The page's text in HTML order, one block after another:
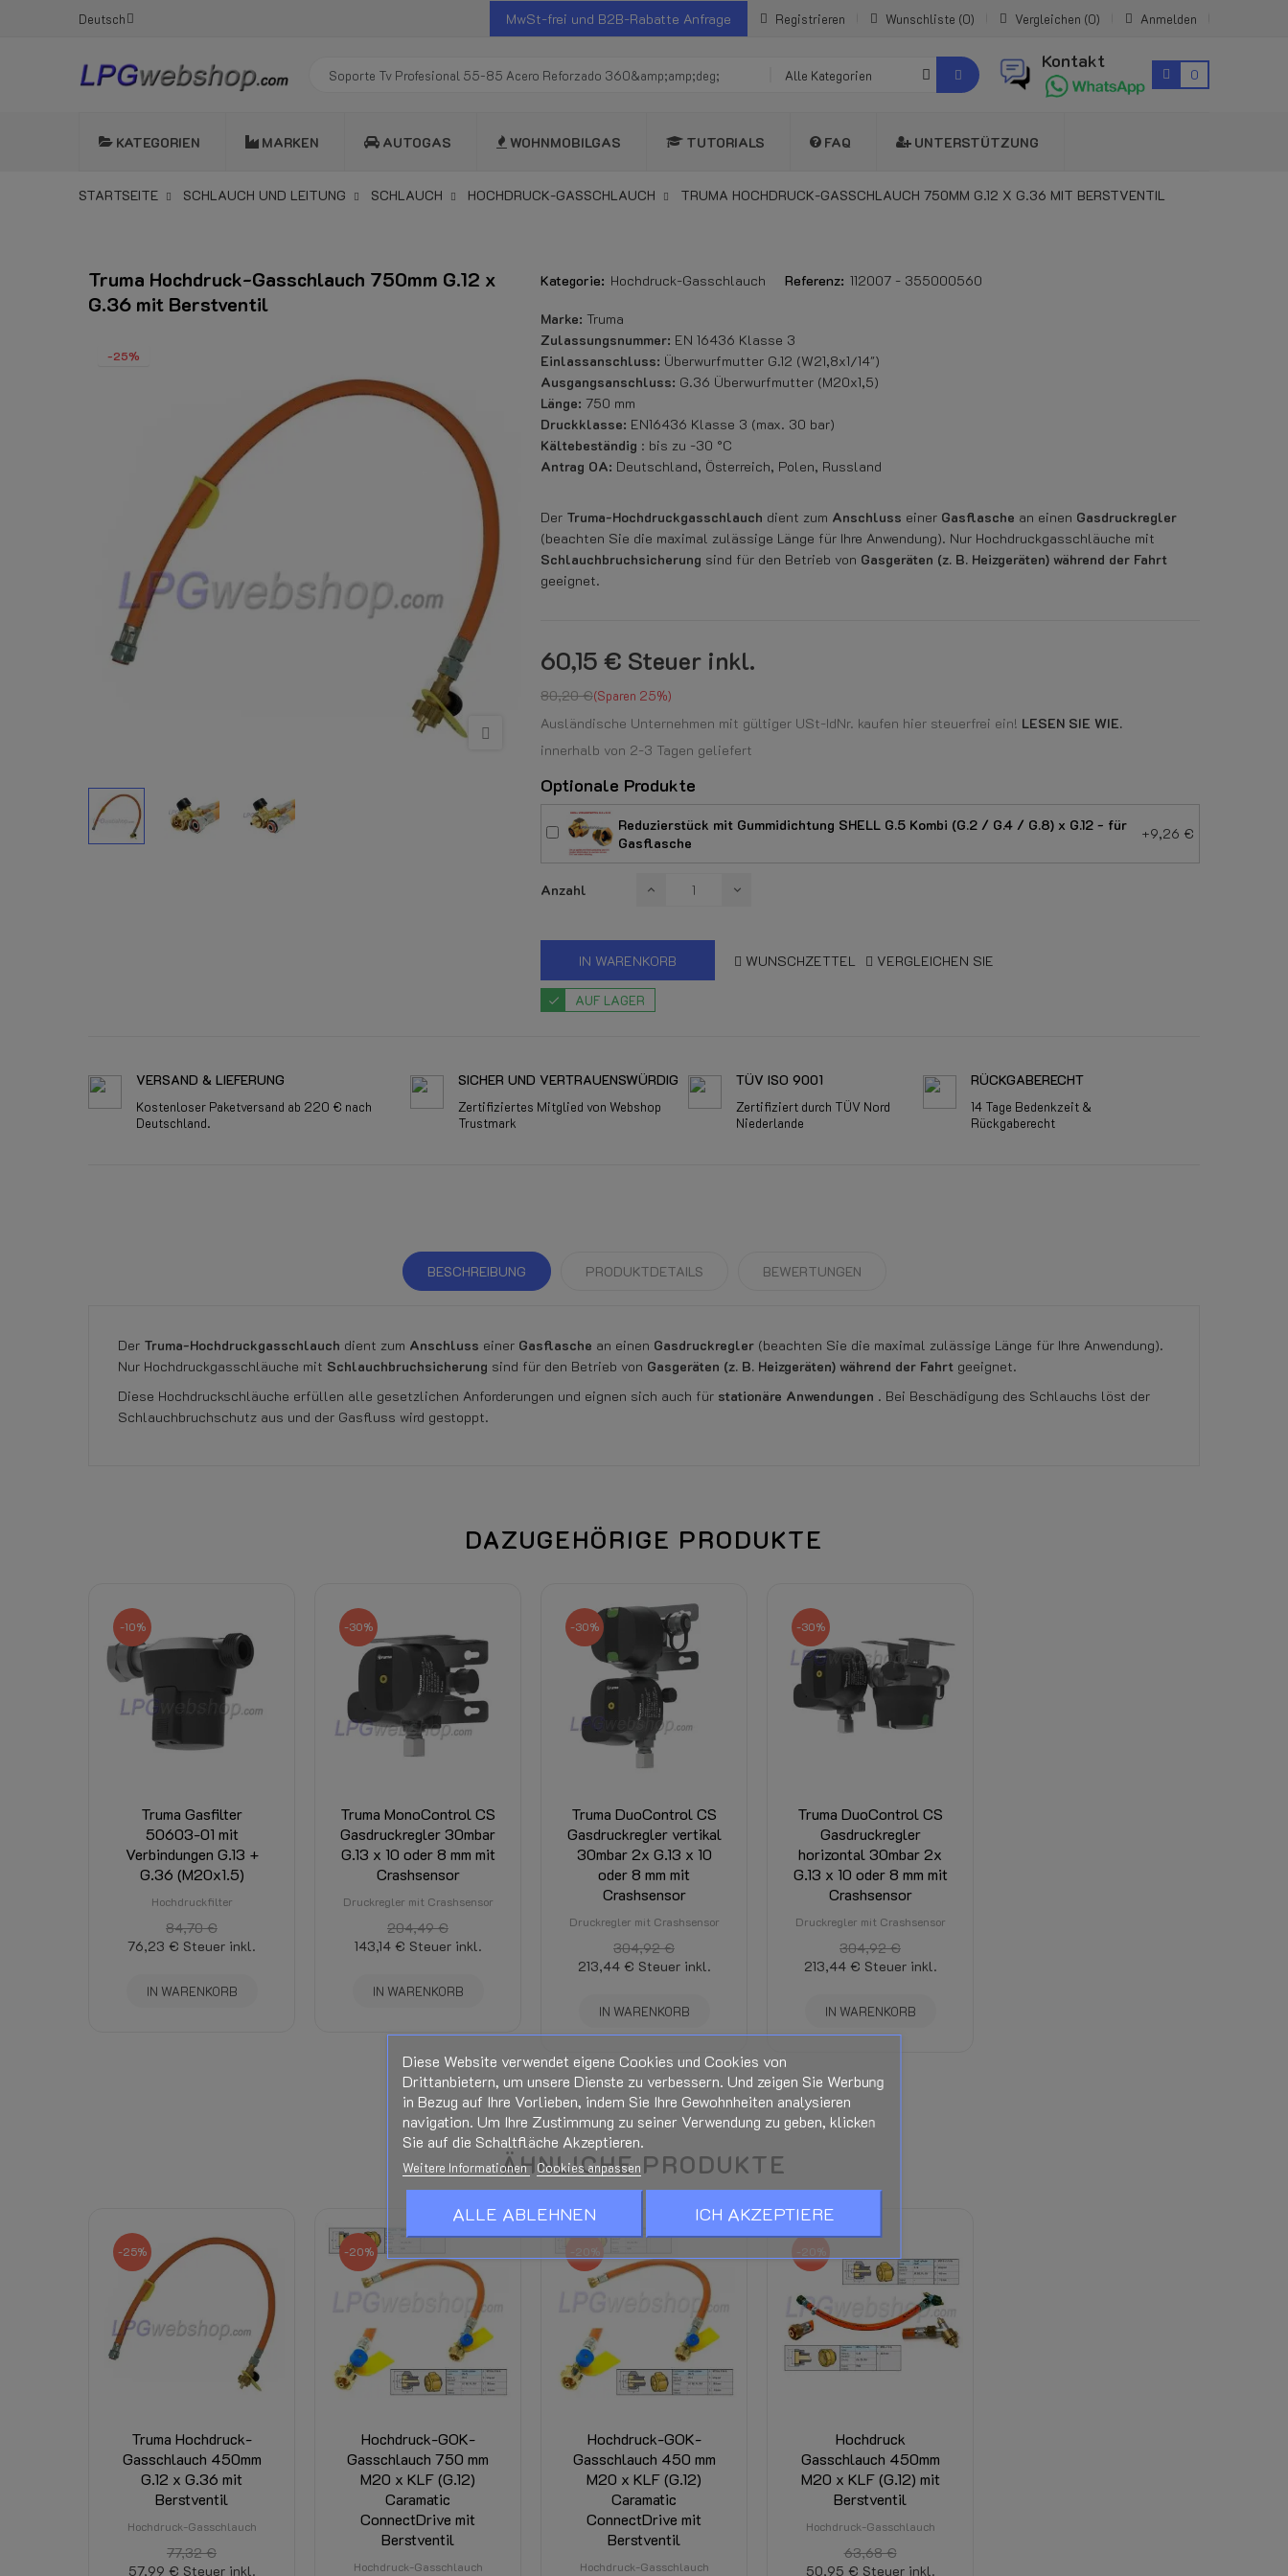
Deutsch MwSt-frei und B2B-Rabatte Anfrage Registrieren Wunschliste 0 Vergleichen 0 Anmelden
Alle Kategorien
Kontakt
0
KATEGORIEN MARKEN AUTOGAS WOHNMOBILGAS TUTORIALS FAQ UNTERSTÜTZUNG
STARTSEITE SCHLAUCH UND LEITUNG SCHLAUCH HOCHDRUCK-GASSCHLAUCH TRUMA HOCHDRUCK-GASSCHLAUCH 750MM G.12 X G.36 MIT BERSTVENTIL
Truma Hochdruck-Gasschlauch 750mm G.12 x
G.36 mit Berstventil
-25%
Kategorie: Hochdruck-Gasschlauch Referenz: 112007 - 355000560
Marke: Truma
Zulassungsnummer: EN 16436 Klasse 3
Einlassanschluss: Überwurfmutter G.12 (W21,8x1/14")
Ausgangsanschluss: G.36 Überwurfmutter (M20x1,5)
Länge: 750 mm
Druckklasse: EN16436 Klasse 3 (max. 30 bar)
Kältebeständig : bis zu -30 °C
Antrag OA: Deutschland, Österreich, Polen, Russland
Der Truma-Hochdruckgasschlauch dient zum Anschluss einer Gasflasche an einen Gasdruckregler
(beachten Sie die maximal zulässige Länge für Ihre Anwendung). Nur Hochdruckgasschläuche mit
Schlauchbruchsicherung sind für den Betrieb von Gasgeräten (z. B. Heizgeräten) während der Fahrt
geeignet.
60,15 € Steuer inkl.
80,20 € Sparen 25%
Ausländische Unternehmen mit gültiger USt-IdNr. kaufen hier steuerfrei ein! LESEN SIE WIE.
innerhalb von 2-3 Tagen geliefert
Optionale Produkte
Reduzierstück mit Gummidichtung SHELL G.5 Kombi (G.2 / G.4 / G.8) x G.12 - für
Gasflasche
+9,26 €
Anzahl
IN WARENKORB WUNSCHZETTEL VERGLEICHEN SIE
AUF LAGER
VERSAND & LIEFERUNG
Kostenloser Paketversand ab 220 € nach
Deutschland.
SICHER UND VERTRAUENSWÜRDIG
Zertifiziertes Mitglied von Webshop
Trustmark
TÜV ISO 9001
Zertifiziert durch TÜV Nord
Niederlande
RÜCKGABERECHT
14 Tage Bedenkzeit &
Rückgaberecht
BESCHREIBUNG PRODUKTDETAILS BEWERTUNGEN
Der Truma-Hochdruckgasschlauch dient zum Anschluss einer Gasflasche an einen Gasdruckregler (beachten Sie die maximal zulässige Länge für Ihre Anwendung).
Nur Hochdruckgasschläuche mit Schlauchbruchsicherung sind für den Betrieb von Gasgeräten (z. B. Heizgeräten) während der Fahrt geeignet.
Diese Hochdruckschläuche erfüllen alle gesetzlichen Anforderungen und eignen sich auch für stationäre Anwendungen . Bei Beschädigung des Schlauchs löst der
Schlauchbruchschutz aus und der Gasfluss wird gestoppt.
Rücktrittsrecht:
Bei Anschluss des Produktes (Strom, Gas oder Kühlmittel) erlischt das Rückga
berecht.
Beim Öffnen der Klarsichtverpackung erlischt das Rückgaberecht.
Dazugehörige Produkte: Siehe unten auf dieser Seite
Portokosten:
Wird im Checkout berechnet und ist dort sichtbar. (Abhängig von Gesamtgewich
t, Zielort und Rabatten.)
DAZUGEHÖRIGE PRODUKTE
-10%
Truma Gasfilter
50603-01 mit
Verbindungen G.13 +
G.36 (M20x1.5)
Hochdruckfilter
84,70 €
76,23 € Steuer inkl.
IN WARENKORB
-30%
Truma MonoControl CS
Gasdruckregler 30mbar
G.13 x 10 oder 8 mm mit
Crashsensor
Druckregler mit Crashsensor
204,49 €
143,14 € Steuer inkl.
IN WARENKORB
-30%
Truma DuoControl CS
Gasdruckregler vertikal
30mbar 2x G.13 x 10
oder 8 mm mit
Crashsensor
Druckregler mit Crashsensor
304,92 €
213,44 € Steuer inkl.
IN WARENKORB
-30%
Truma DuoControl CS
Gasdruckregler
horizontal 30mbar 2x
G.13 x 10 oder 8 mm mit
Crashsensor
Druckregler mit Crashsensor
304,92 €
213,44 € Steuer inkl.
IN WARENKORB
ÄHNLICHE PRODUKTE
-25%
Truma Hochdruck-
Gasschlauch 450mm
G.12 x G.36 mit
Berstventil
Hochdruck-Gasschlauch
77,32 €
57,99 € Steuer inkl.
-20%
Hochdruck-GOK-
Gasschlauch 750 mm
M20 x KLF (G.12)
Caramatic
ConnectDrive mit
Berstventil
Hochdruck-Gasschlauch
-20%
Hochdruck-GOK-
Gasschlauch 450 mm
M20 x KLF (G.12)
Caramatic
ConnectDrive mit
Berstventil
Hochdruck-Gasschlauch
-20%
Hochdruck
Gasschlauch 450mm
M20 x KLF (G.12) mit
Berstventil
Hochdruck-Gasschlauch
63,68 €
50,95 € Steuer inkl.
Diese Website verwendet eigene Cookies und Cookies von
Drittanbietern, um unsere Dienste zu verbessern. Und zeigen Sie Werbung
in Bezug auf Ihre Vorlieben, indem Sie Ihre Gewohnheiten analysieren
navigation. Um Ihre Zustimmung zu seiner Verwendung zu geben, klicken
Sie auf die Schaltfläche Akzeptieren.
Weitere Informationen Cookies anpassen
ALLE ABLEHNEN ICH AKZEPTIERE